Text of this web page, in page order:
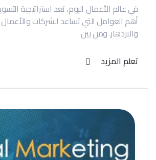
في عالم الأعمال اليوم، تعد استراتيجية
أهم العوامل التي تساعد الشركات
والازدهار. ومن بين
تعلم المزيد